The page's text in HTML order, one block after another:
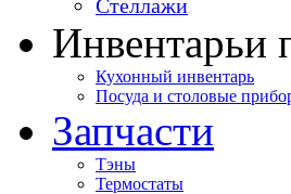
Стеллажи
Инвентарьи
Кухонный инвентарь
Посуда и столовые
Запчасти
Тэны
Термостаты